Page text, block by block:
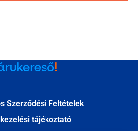
Szerződési Feltételek
tájékoztató